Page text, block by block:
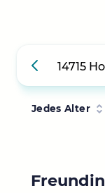
Jedes Alter